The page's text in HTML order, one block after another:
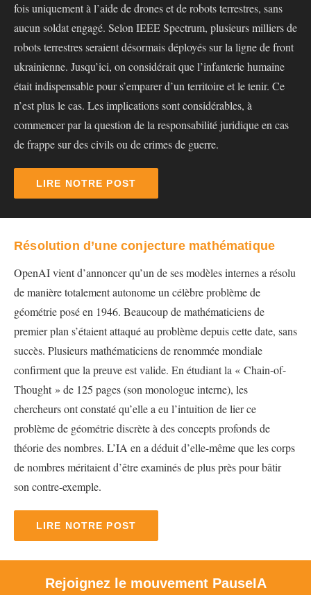
fois uniquement à l’aide de drones et de robots terrestres, sans
aucun soldat engagé. Selon IEEE Spectrum, plusieurs milliers de
robots terrestres seraient désormais déployés sur la ligne de front
ukrainienne. Jusqu’ici, on considérait que l’infanterie humaine
était indispensable pour s’emparer d’un territoire et le tenir. Ce
n’est plus le cas. Les implications sont considérables, à
commencer par la question de la responsabilité juridique en cas
de frappe sur des civils ou de crimes de guerre.
LIRE NOTRE POST
Résolution d’une conjecture mathématique
OpenAI vient d’annoncer qu’un de ses modèles internes a résolu
de manière totalement autonome un célèbre problème de
géométrie posé en 1946. Beaucoup de mathématiciens de
premier plan s’étaient attaqué au problème depuis cette date, sans
succès. Plusieurs mathématiciens de renommée mondiale
confirment que la preuve est valide. En étudiant la « Chain-of-
Thought » de 125 pages (son monologue interne), les
chercheurs ont constaté qu’elle a eu l’intuition de lier ce
problème de géométrie discrète à des concepts profonds de
théorie des nombres. L’IA en a déduit d’elle-même que les corps
de nombres méritaient d’être examinés de plus près pour bâtir
son contre-exemple.
LIRE NOTRE POST
Rejoignez le mouvement PauseIA